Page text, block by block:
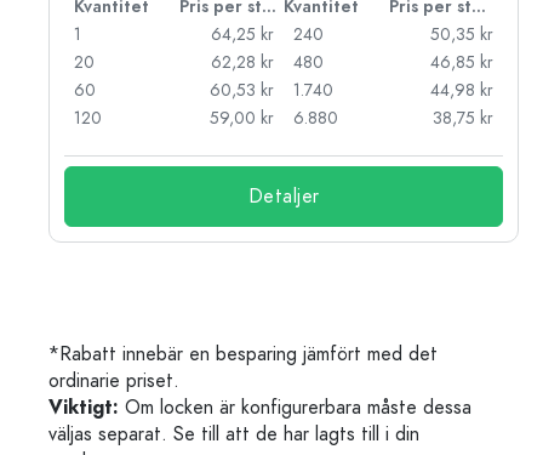
Kvantitet Pris per styck Kvantitet
Pris per styck
1
64,25 kr
20
62,28 kr
60
60,53 kr
120
59,00 kr
240
50,35 kr
480
46,85 kr
1.740
44,98 kr
6.880
38,75 kr
Detaljer
*Rabatt innebär en besparing jämfört med det
ordinarie priset.
Viktigt: Om locken är konfigurerbara måste dessa
väljas separat. Se till att de har lagts till i din